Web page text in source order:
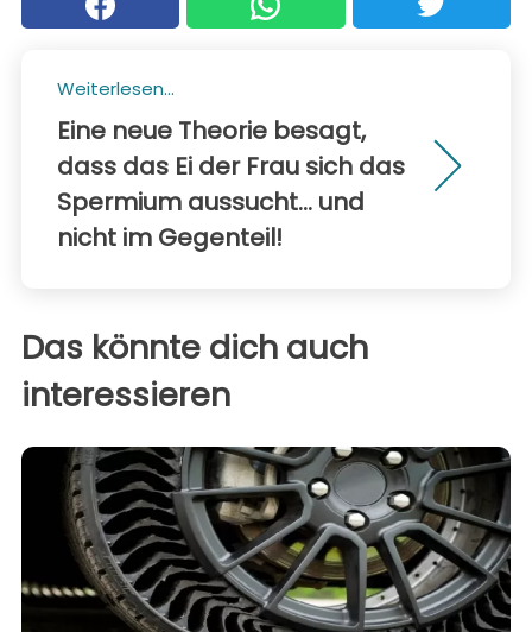
Weiterlesen...
Eine neue Theorie besagt,
dass das Ei der Frau sich das
Spermium aussucht... und
nicht im Gegenteil!
Das könnte dich auch
interessieren